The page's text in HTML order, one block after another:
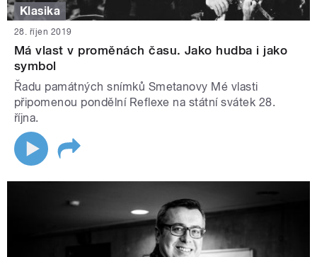
Klasika
28. říjen 2019
Má vlast v proměnách času. Jako hudba i jako
symbol
Řadu památných snímků Smetanovy Mé vlasti
připomenou pondělní Reflexe na státní svátek 28.
října.